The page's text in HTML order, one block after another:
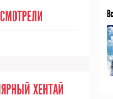
СМОТРЕЛИ
ЯРНЫЙ ХЕНТАЙ